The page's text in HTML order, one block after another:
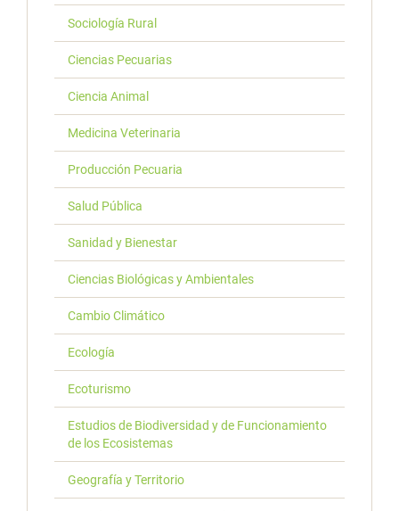
Sociología Rural
Ciencias Pecuarias
Ciencia Animal
Medicina Veterinaria
Producción Pecuaria
Salud Pública
Sanidad y Bienestar
Ciencias Biológicas y Ambientales
Cambio Climático
Ecología
Ecoturismo
Estudios de Biodiversidad y de Funcionamiento
de los Ecosistemas
Geografía y Territorio